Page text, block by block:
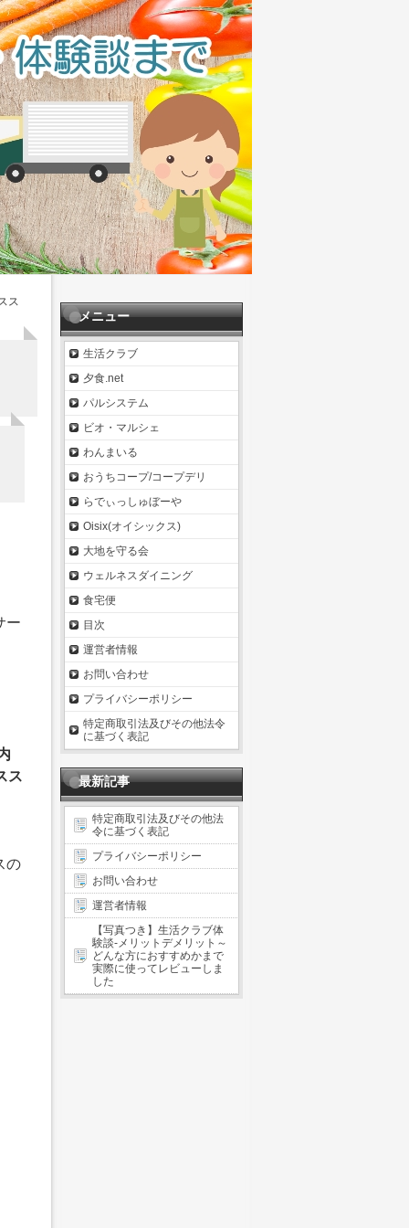
ス
ー
ス
の
メニュー
生活クラブ
夕食.net
パルシステム
ビオ・マルシェ
わんまいる
おうちコープ/コープデリ
らでぃっしゅぼーや
Oisix(オイシックス)
大地を守る会
ウェルネスダイニング
食宅便
目次
運営者情報
お問い合わせ
プライバシーポリシー
特定商取引法及びその他法令
に基づく表記
最新記事
特定商取引法及びその他法
令に基づく表記
プライバシーポリシー
お問い合わせ
運営者情報
【写真つき】生活クラブ体
験談-メリットデメリット～
どんな方におすすめかまで
実際に使ってレビューしま
した